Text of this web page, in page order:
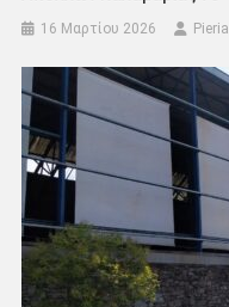
16 Μαρτίου 2026